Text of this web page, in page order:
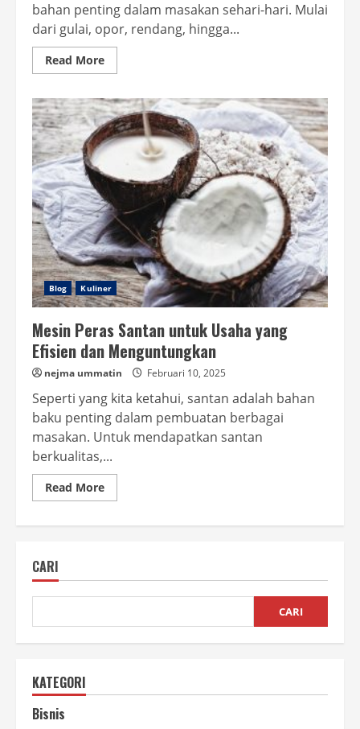
bahan penting dalam masakan sehari-hari. Mulai
dari gulai, opor, rendang, hingga...
Read MoreRead
more
Cepat
Memeras
Santan
Kelapa
Praktis
Efisien
Blog Kuliner
Mesin Peras Santan untuk Usaha yang
Efisien dan Menguntungkan
nejma ummatin Februari 10, 2025
Seperti yang kita ketahui, santan adalah bahan
baku penting dalam pembuatan berbagai
masakan. Untuk mendapatkan santan
berkualitas,...
Read MoreRead
more
yang
dan
CARI
CARI
KATEGORI
Bisnis